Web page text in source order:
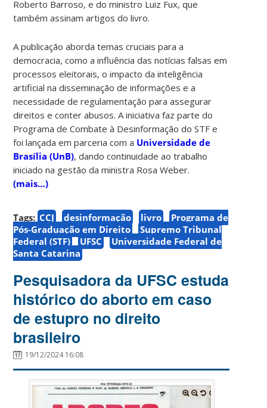
Roberto Barroso, e do ministro Luiz Fux, que
também assinam artigos do livro.
A publicação aborda temas cruciais para a
democracia, como a influência das notícias falsas em
processos eleitorais, o impacto da inteligência
artificial na disseminação de informações e a
necessidade de regulamentação para assegurar
direitos e conter abusos. A iniciativa faz parte do
Programa de Combate à Desinformação do STF e
foi lançada em parceria com a Universidade de
Brasília (UnB), dando continuidade ao trabalho
iniciado na gestão da ministra Rosa Weber.
(mais…)
Tags: CCJ desinformação livro
Programa de
Pós-Graduação em Direito
Supremo Tribunal
Federal (STF)
UFSC
Universidade Federal de
Santa Catarina
Pesquisadora da UFSC estuda
histórico do aborto em caso
de estupro no direito
brasileiro
19/12/2024 16:08